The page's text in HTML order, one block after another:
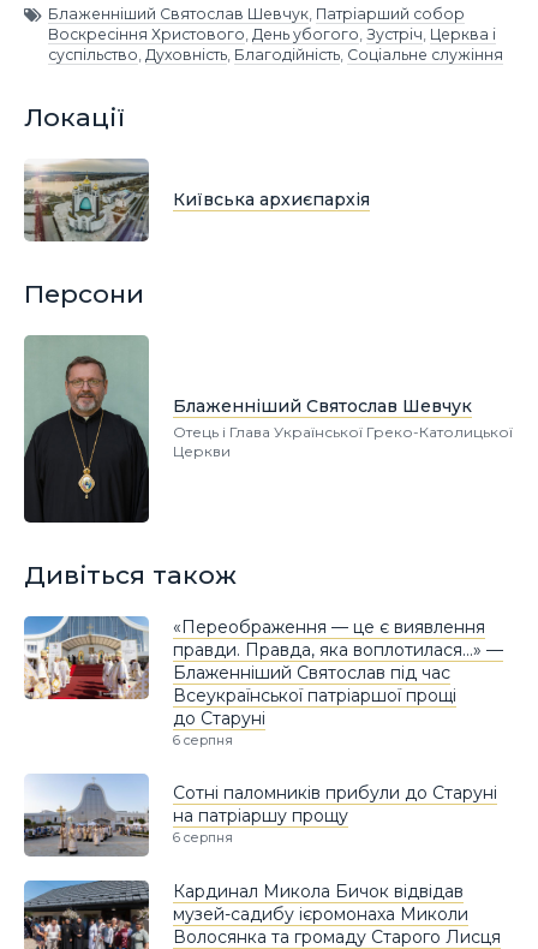
Блаженніший Святослав Шевчук, Патріарший собор
Воскресіння Христового, День убогого, Зустріч, Церква і
суспільство, Духовність, Благодійність, Соціальне служіння
Локації
Київська архиєпархія
Персони
Блаженніший Святослав Шевчук
Отець і Глава Української Греко-Католицької
Церкви
Дивіться також
«Переображення — це є виявлення
правди. Правда, яка воплотилася…» —
Блаженніший Святослав під час
Всеукраїнської патріаршої прощі
до Старуні
6 серпня
Сотні паломників прибули до Старуні
на патріаршу прощу
6 серпня
Кардинал Микола Бичок відвідав
музей-садибу ієромонаха Миколи
Волосянка та громаду Старого Лисця